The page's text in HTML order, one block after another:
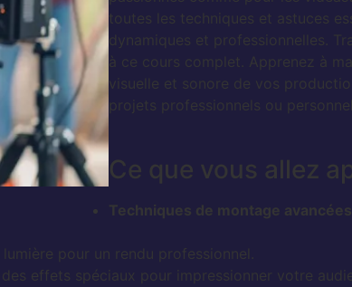
toutes les techniques et astuces
dynamiques et professionnelles.
à ce cours complet. Apprenez à
visuelle et sonore de vos
projets professionnels ou
Ce que vous allez
Techniques de montage avancées
pour un rendu professionnel.
effets spéciaux pour impressionner votre